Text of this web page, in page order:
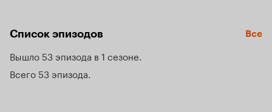
Список эпизодов Все
Вышло 53 эпизода в 1 сезоне
Всего 53 эпизода